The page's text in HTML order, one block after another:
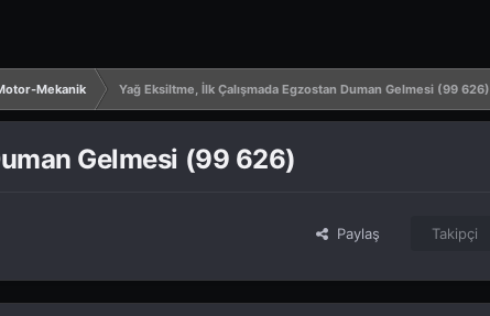
Mekanik
Yağ Eksiltme, İlk Çalışmada Egzostan Duman Gelmesi (99 626)
Gelmesi (99 626)
Paylaş Takipçi